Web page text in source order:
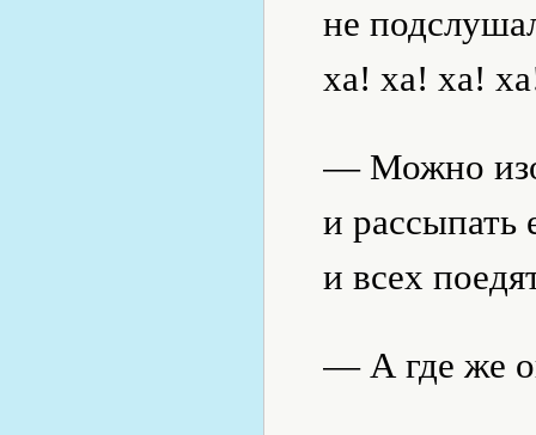
не
ха! ха! ха!
— Можно
и рассыпать
и всех
— А где же